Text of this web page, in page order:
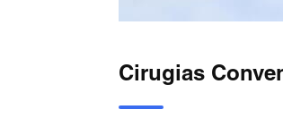
Cirugias